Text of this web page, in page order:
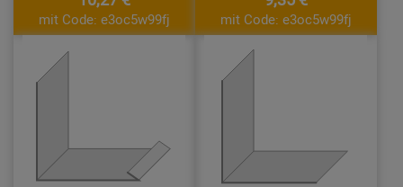
mit Code: e3oc5w99fj mit Code: e3oc5w99fj